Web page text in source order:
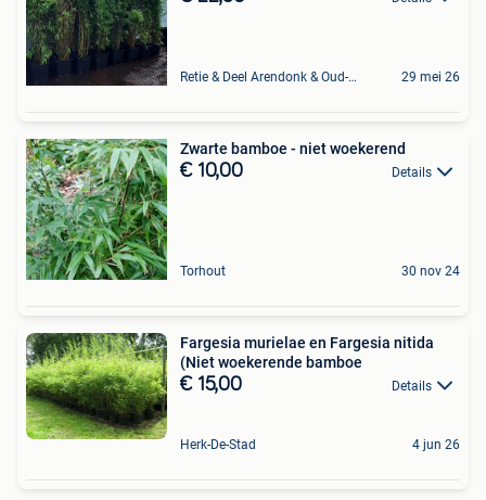
Retie & Deel Arendonk & Oud-Turnhout 29 mei 26
Zwarte bamboe - niet woekerend
€ 10,00 Details
Torhout 30 nov 24
Fargesia murielae en Fargesia nitida
(Niet woekerende bamboe
€ 15,00 Details
Herk-De-Stad 4 jun 26